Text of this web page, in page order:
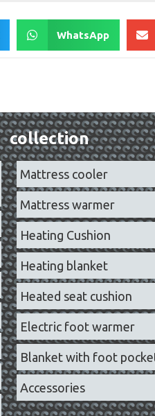
WhatsApp
collection
Mattress cooler
Mattress warmer
Heating Cushion
Heating blanket
Heated seat cushion
Electric foot warmer
Blanket with foot
Accessories